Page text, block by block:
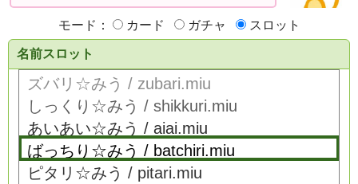
モード： カード ガチャ スロット
名前スロット